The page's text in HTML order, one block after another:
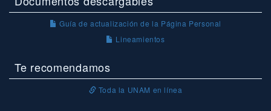
Guía de actualización de la Página Personal
Lineamientos
Te recomendamos
Toda la UNAM en línea